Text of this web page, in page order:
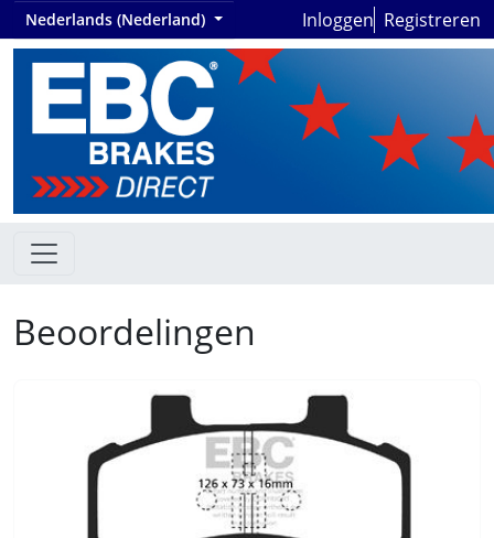
Nederlands (Nederland) Inloggen Registreren
Beoordelingen